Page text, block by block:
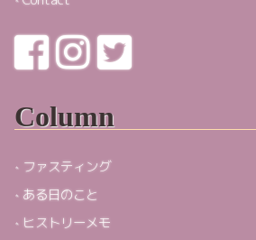
Column
ファスティング
ある日のこと
ヒストリーメモ